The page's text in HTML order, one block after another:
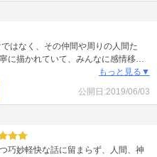
なるのか気になる！というのは読み
いい終わり方だったと思います。 終
はなく、その仲間や周りの人間た
に描かれていて、みんなに感情移入
ろいろと気付かされる、考えさせら
ますが、根底にあるのは「差別」。
る私たちの心にも訴えるものが多か
した。
もっと見る▼
公開日:2019/06/03
巧妙軽快な話に留まらず、人間、神